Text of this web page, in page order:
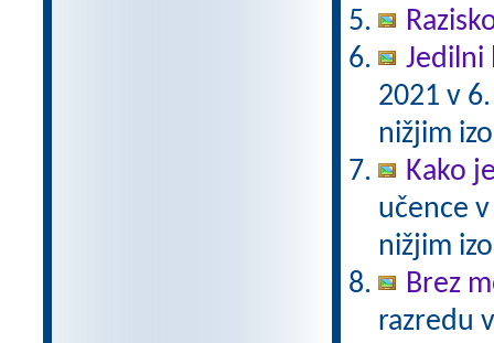
Jedilni
2021 v
nižjim
Kako
učence
nižjim
Brez
razredu